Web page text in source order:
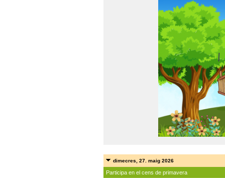
dimecres, 27. maig 2026
Participa en el cens de primavera